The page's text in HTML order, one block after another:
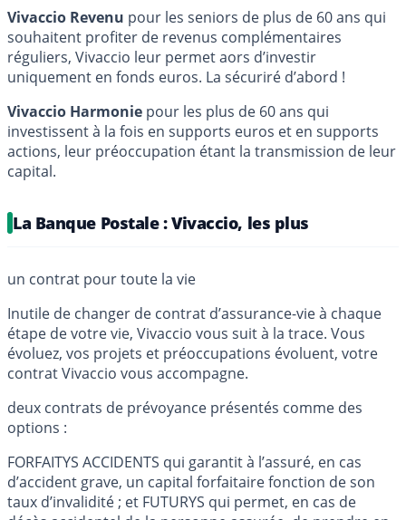
Vivaccio Revenu pour les seniors de plus de 60 ans qui
souhaitent profiter de revenus complémentaires
réguliers, Vivaccio leur permet aors d’investir
uniquement en fonds euros. La sécuriré d’abord !
Vivaccio Harmonie pour les plus de 60 ans qui
investissent à la fois en supports euros et en supports
actions, leur préoccupation étant la transmission de leur
capital.
La Banque Postale : Vivaccio, les plus
un contrat pour toute la vie
Inutile de changer de contrat d’assurance-vie à chaque
étape de votre vie, Vivaccio vous suit à la trace. Vous
évoluez, vos projets et préoccupations évoluent, votre
contrat Vivaccio vous accompagne.
deux contrats de prévoyance présentés comme des
options :
FORFAITYS ACCIDENTS qui garantit à l’assuré, en cas
d’accident grave, un capital forfaitaire fonction de son
taux d’invalidité ; et FUTURYS qui permet, en cas de